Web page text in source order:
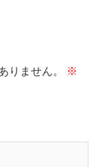
りません。
※